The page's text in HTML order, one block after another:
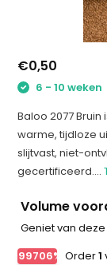
€0,50
6 - 10 weken
Baloo 2077
warme, tijdloze
slijtvast, niet-
gecertificeerd....
Volume
Geniet van
-99706% Order1